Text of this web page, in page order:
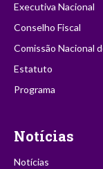
Executiva Nacional
Conselho Fiscal
Comissão Nacional
Estatuto
Programa
Notícias
Notícias